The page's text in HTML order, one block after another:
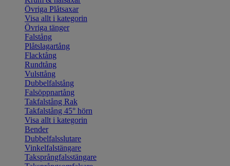
Övriga Plåtsaxar
Visa allt i kategorin
Övriga tänger
Falstång
Plåtslagartång
Flacktång
Rundtång
Vulsttång
Dubbelfalstång
Falsöppnartång
Takfalstång Rak
Takfalstång 45° hörn
Visa allt i kategorin
Bender
Dubbelfalsslutare
Vinkelfalstängare
Taksprångfalsstängare